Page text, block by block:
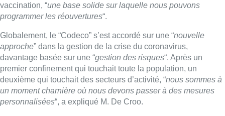
vaccination, “une base solide sur laquelle nous pouvons
programmer les réouvertures“.
Globalement, le “Codeco” s’est accordé sur une “nouvelle
approche” dans la gestion de la crise du coronavirus,
davantage basée sur une “gestion des risques“. Après un
premier confinement qui touchait toute la population, un
deuxième qui touchait des secteurs d’activité, “nous sommes à
un moment charnière où nous devons passer à des mesures
personnalisées“, a expliqué M. De Croo.